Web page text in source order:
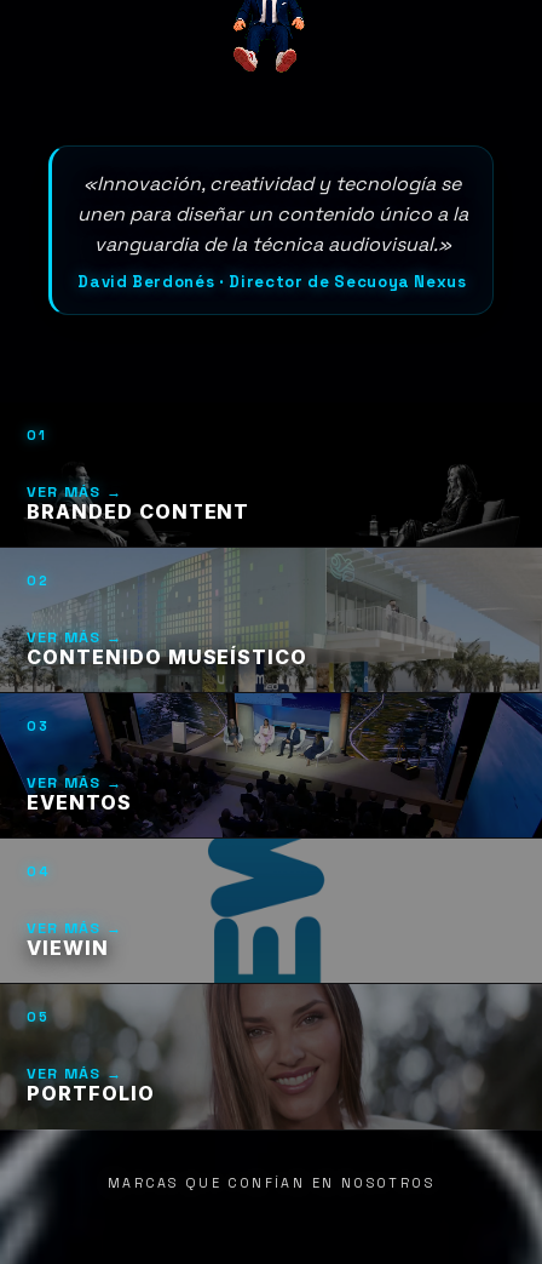
«Innovación, creatividad y tecnología se
unen para diseñar un contenido único a la
vanguardia de la técnica audiovisual.»
David Berdonés · Director de Secuoya Nexus
01
VER MÁS →
BRANDED CONTENT
02
VER MÁS →
CONTENIDO MUSEÍSTICO
03
VER MÁS →
EVENTOS
04
VER MÁS →
VIEWIN
05
VER MÁS →
PORTFOLIO
MARCAS QUE CONFÍAN EN NOSOTROS